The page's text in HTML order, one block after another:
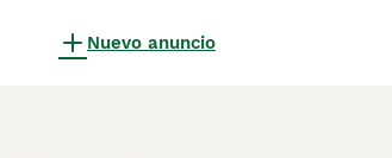
Nuevo anuncio